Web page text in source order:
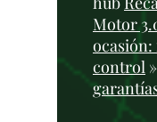
Motor
control